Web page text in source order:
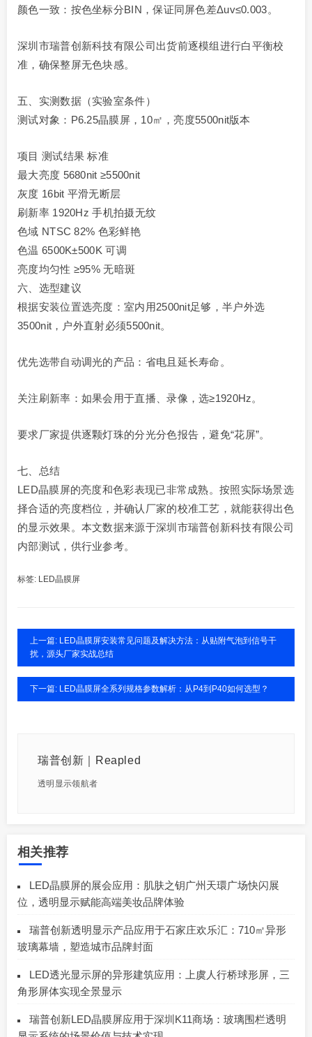
颜色一致：按色坐标分BIN，保证同屏色差Δuv≤0.003。
深圳市瑞普创新科技有限公司出货前逐模组进行白平衡校
准，确保整屏无色块感。
五、实测数据（实验室条件）
测试对象：P6.25晶膜屏，10㎡，亮度5500nit版本
项目 测试结果 标准
最大亮度 5680nit ≥5500nit
灰度 16bit 平滑无断层
刷新率 1920Hz 手机拍摄无纹
色域 NTSC 82% 色彩鲜艳
色温 6500K±500K 可调
亮度均匀性 ≥95% 无暗斑
六、选型建议
根据安装位置选亮度：室内用2500nit足够，半户外选
3500nit，户外直射必须5500nit。
优先选带自动调光的产品：省电且延长寿命。
关注刷新率：如果会用于直播、录像，选≥1920Hz。
要求厂家提供逐颗灯珠的分光分色报告，避免“花屏”。
七、总结
LED晶膜屏的亮度和色彩表现已非常成熟。按照实际场景选
择合适的亮度档位，并确认厂家的校准工艺，就能获得出色
的显示效果。本文数据来源于深圳市瑞普创新科技有限公司
内部测试，供行业参考。
标签: LED晶膜屏
上一篇: LED晶膜屏安装常见问题及解决方法：从贴附气泡到信号干
扰，源头厂家实战总结
下一篇: LED晶膜屏全系列规格参数解析：从P4到P40如何选型？
瑞普创新｜Reapled
透明显示领航者
相关推荐
LED晶膜屏的展会应用：肌肤之钥广州天環广场快闪展
位，透明显示赋能高端美妆品牌体验
瑞普创新透明显示产品应用于石家庄欢乐汇：710㎡异形
玻璃幕墙，塑造城市品牌封面
LED透光显示屏的异形建筑应用：上虞人行桥球形屏，三
角形屏体实现全景显示
瑞普创新LED晶膜屏应用于深圳K11商场：玻璃围栏透明